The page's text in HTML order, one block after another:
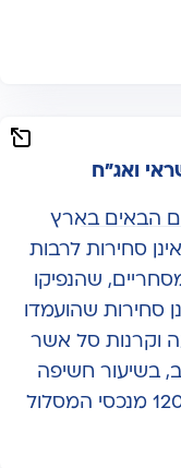
ואג"ח
הבאים בארץ
סחירות לרבות
שהנפיקו
סחירות שהועמדו
וקרנות סל אשר
בשיעור חשיפה